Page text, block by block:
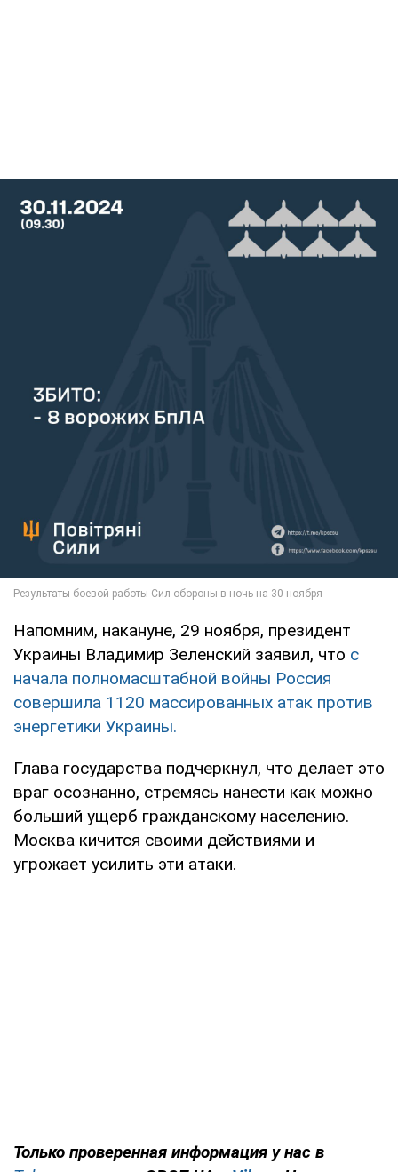
Напомним, накануне, 29 ноября, президент
Украины Владимир Зеленский заявил, что с
начала полномасштабной войны Россия
совершила 1120 массированных атак против
энергетики Украины.
Глава государства подчеркнул, что делает это
враг осознанно, стремясь нанести как можно
больший ущерб гражданскому населению.
Москва кичится своими действиями и
угрожает усилить эти атаки.
Только проверенная информация у нас в